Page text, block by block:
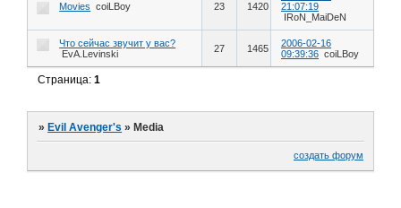
Movies coiLBoy 23 1420
21:07:19
IRoN_MaiDeN
Что сейчас звучит у вас?
EvA.Levinski
27 1465
2006-02-16
09:39:36 coiLBoy
Страница:1
»Evil Avenger's »Media
создать форум